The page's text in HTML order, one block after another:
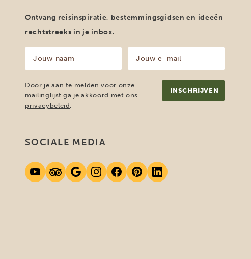
Ontvang reisinspiratie, bestemmingsgidsen en ideeën
rechtstreeks in je inbox.
naam
(Vereist)
mailadres
(Vereist)
Door je aan te melden voor onze
mailinglijst ga je akkoord met ons
privacybeleid.
SOCIALE MEDIA